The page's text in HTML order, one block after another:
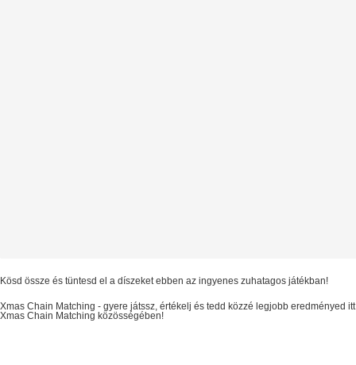
Kösd össze és tüntesd el a díszeket ebben az ingyenes zuhatagos játékban!
Xmas Chain Matching - gyere játssz, értékelj és tedd közzé legjobb eredményed
Xmas Chain Matching közösségében!